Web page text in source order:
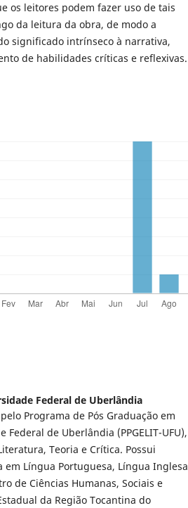
os leitores podem fazer uso de tais
da leitura da obra, de modo a
significado intrínseco à narrativa,
de habilidades críticas e reflexivas.
Federal de Uberlândia
Programa de Pós Graduação em
de Uberlândia (PPGELIT-UFU),
Teoria e Crítica. Possui
em Língua Portuguesa, Língua Inglesa
de Ciências Humanas, Sociais e
da Região Tocantina do